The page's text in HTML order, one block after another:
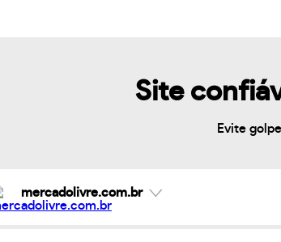
Site
Evite
mercadolivre.com.br